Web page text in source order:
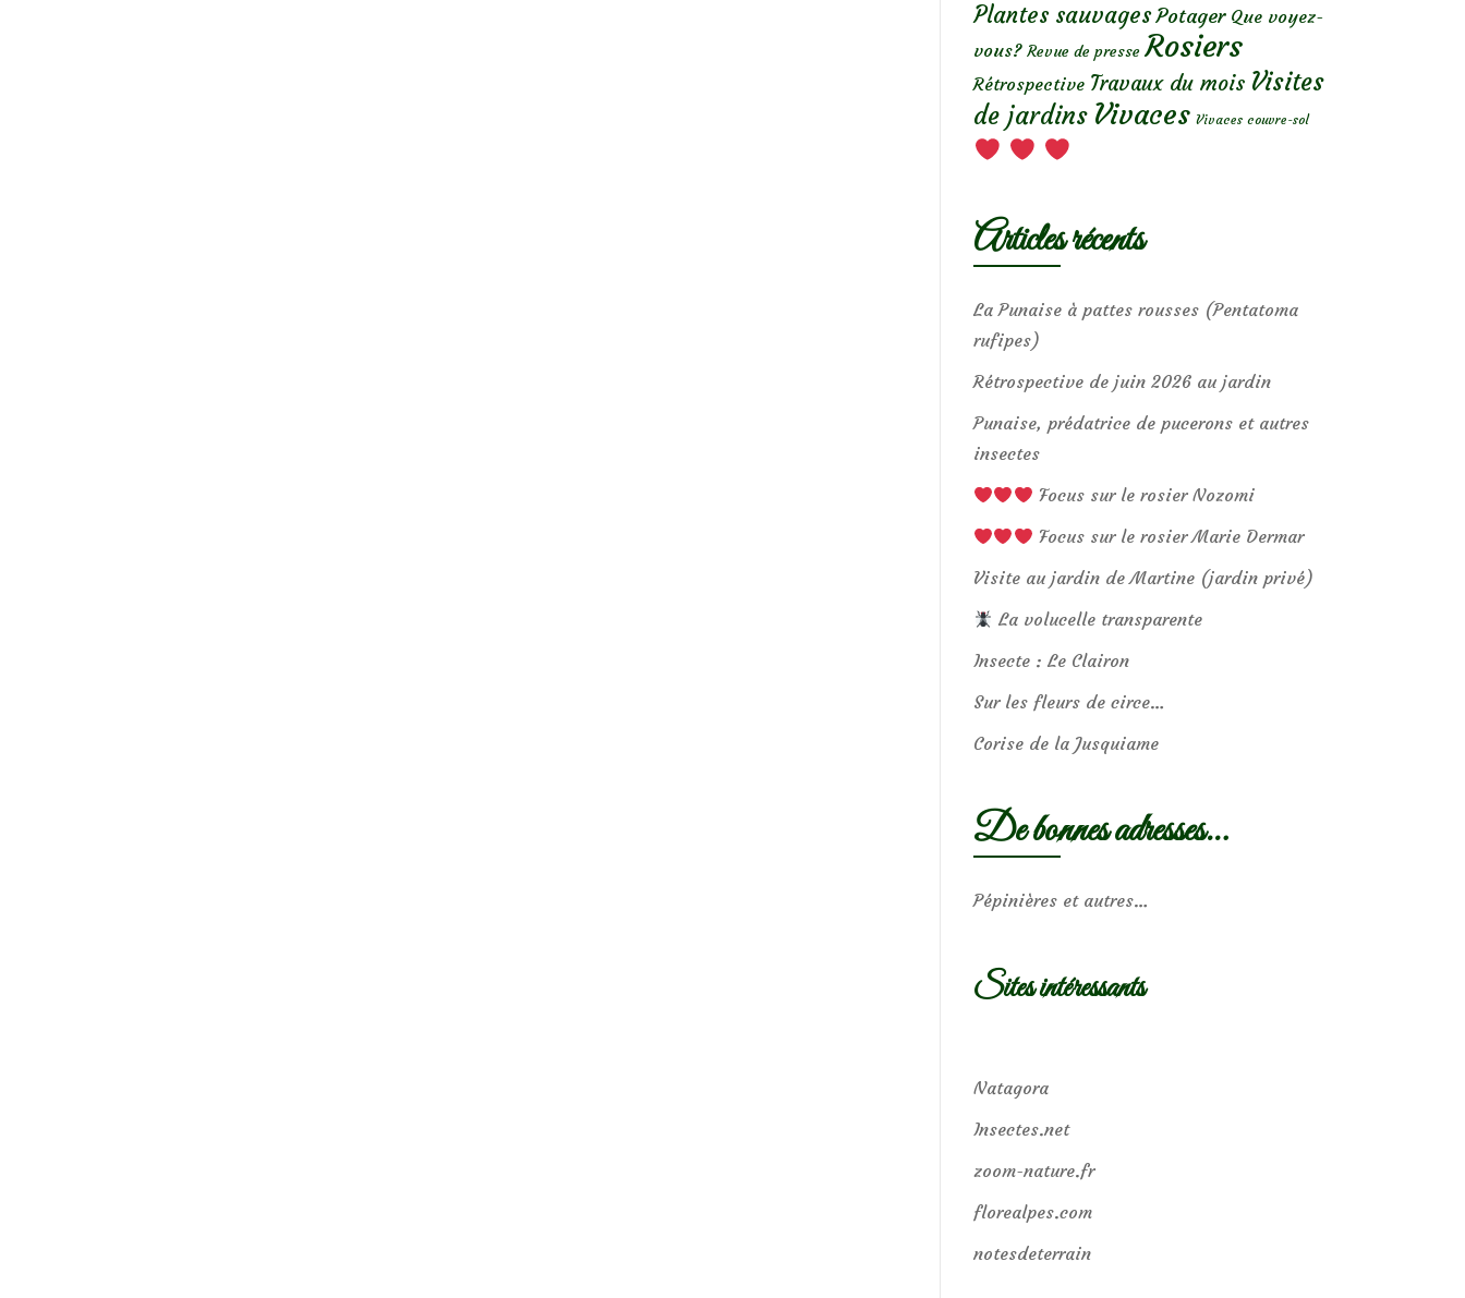
Plantes sauvages Potager Que voyez-
vous? Revue de presse Rosiers
Rétrospective Travaux du mois Visites
de jardins Vivaces Vivaces couvre-sol
Articles récents
La Punaise à pattes rousses (Pentatoma
rufipes)
Rétrospective de juin 2026 au jardin
Punaise, prédatrice de pucerons et autres
insectes
Focus sur le rosier Nozomi
Focus sur le rosier Marie Dermar
Visite au jardin de Martine (jardin privé)
La volucelle transparente
Insecte : Le Clairon
Sur les fleurs de circe…
Corise de la Jusquiame
De bonnes adresses…
Pépinières et autres…
Sites intéressants
Natagora
Insectes.net
zoom-nature.fr
florealpes.com
notesdeterrain